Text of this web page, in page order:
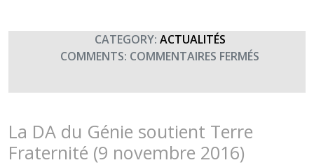
CATEGORY: ACTUALITÉS
COMMENTS: COMMENTAIRES FERMÉS
DES
La DA du Génie soutient Terre
Fraternité (9 novembre 2016)